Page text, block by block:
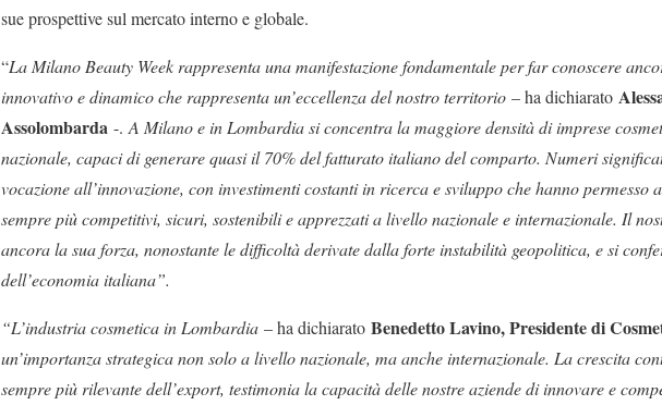
sue prospettive sul mercato interno e globale.
“La Milano Beauty Week rappresenta una manifestazione fondamentale per far conoscere
innovativo e dinamico che rappresenta un’eccellenza del nostro territorio – ha dichiarato
Assolombarda -. A Milano e in Lombardia si concentra la maggiore densità di imprese
nazionale, capaci di generare quasi il 70% del fatturato italiano del comparto. Numeri
vocazione all’innovazione, con investimenti costanti in ricerca e sviluppo che hanno permesso
sempre più competitivi, sicuri, sostenibili e apprezzati a livello nazionale e internazionale. Il
ancora la sua forza, nonostante le difficoltà derivate dalla forte instabilità geopolitica, e si
dell’economia italiana”.
“L’industria cosmetica in Lombardia – ha dichiarato Benedetto Lavino, Presidente di
un’importanza strategica non solo a livello nazionale, ma anche internazionale. La crescita
sempre più rilevante dell’export, testimonia la capacità delle nostre aziende di innovare e